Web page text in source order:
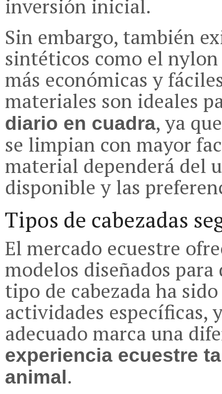
inversión inicial.
Sin embargo, también
sintéticos como el
más económicas y
materiales son ideales
diario en cuadra, ya
se limpian con mayor
material dependerá del
disponible y las
Tipos de cabezadas
El mercado ecuestre
modelos diseñados
tipo de cabezada ha
actividades específicas,
adecuado marca una
experiencia ecuestre
animal.